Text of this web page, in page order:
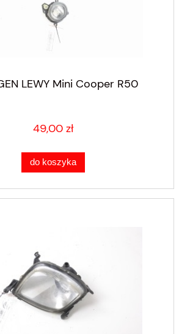
LEWY Mini Cooper R50
49,00 zł
do koszyka